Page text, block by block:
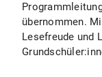
übernommen.
Lesefreude und